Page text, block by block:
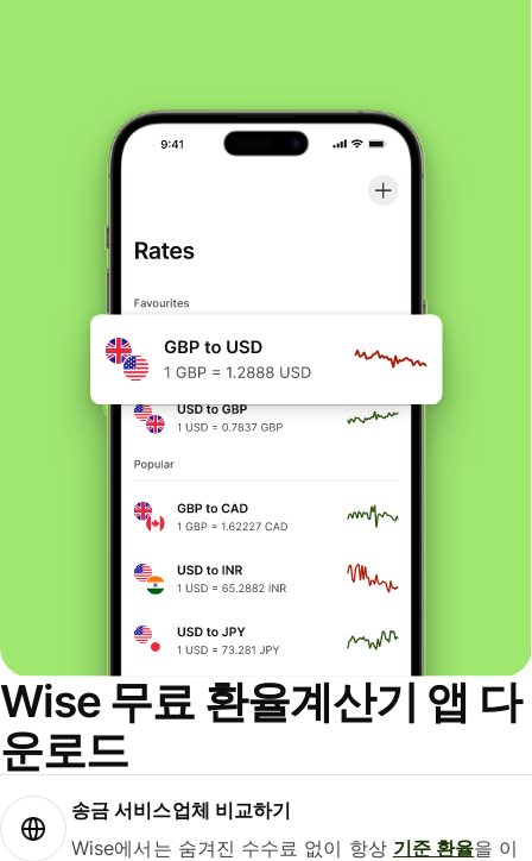
Wise 무료 환율계산기 앱 다
운로드
송금 서비스업체 비교하기
Wise에서는 숨겨진 수수료 없이 항상 기준 환율을 이